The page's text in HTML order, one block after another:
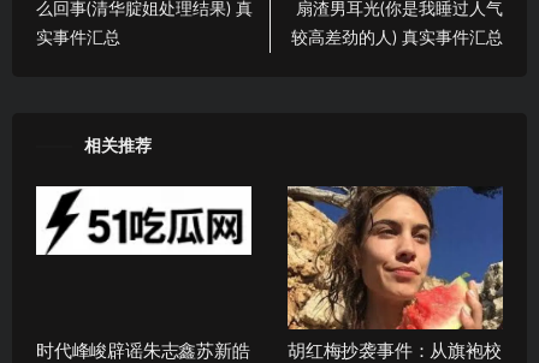
么回事(清华腚姐处理结果) 真
实事件汇总
扇渣男耳光(你是我睡过人气
较高差劲的人) 真实事件汇总
相关推荐
时代峰峻辟谣朱志鑫苏新皓
胡红梅抄袭事件：从旗袍校